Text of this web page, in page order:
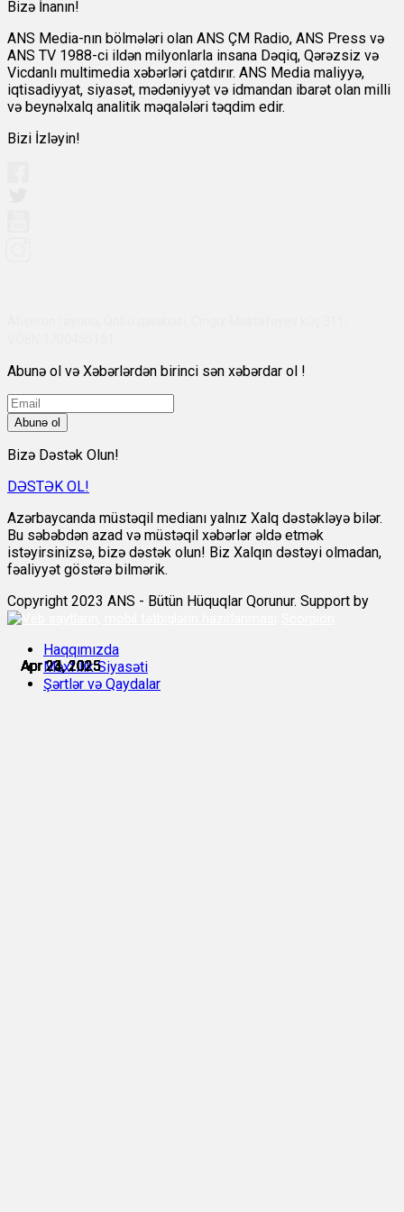
Apr 23, 2025
Apr 23, 2025
Apr 23, 2025
Apr 23, 2025
Apr 24, 2025
Apr 24, 2025
Bizə İnanın!
ANS Media-nın bölmələri olan ANS ÇM Radio, ANS Press və
ANS TV 1988-ci ildən milyonlarla insana Dəqiq, Qərəzsiz və
Vicdanlı multimedia xəbərləri çatdırır. ANS Media maliyyə,
iqtisadiyyat, siyasət, mədəniyyət və idmandan ibarət olan milli
və beynəlxalq analitik məqalələri təqdim edir.
Bizi İzləyin!
Abunə ol və Xəbərlərdən birinci sən xəbərdar ol !
Abunə ol
Bizə Dəstək Olun!
DƏSTƏK OL!
Azərbaycanda müstəqil medianı yalnız Xalq dəstəkləyə bilər.
Bu səbəbdən azad və müstəqil xəbərlər əldə etmək
istəyirsinizsə, bizə dəstək olun! Biz Xalqın dəstəyi olmadan,
fəaliyyət göstərə bilmərik.
Copyright 2023 ANS - Bütün Hüquqlar Qorunur. Support by
Haqqımızda
Məxfilik Siyasəti
Şərtlər və Qaydalar